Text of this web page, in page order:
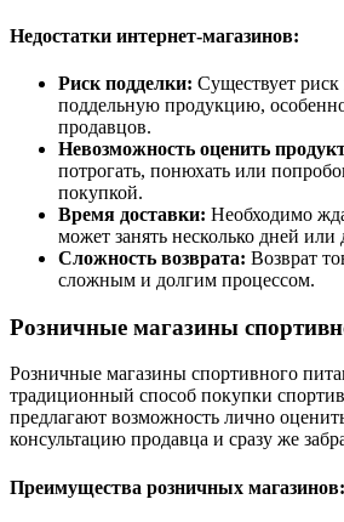
Недостатки интернет-магазинов:
Риск подделки: Существует риск
поддельную продукцию,
продавцов.
Невозможность оценить
потрогать, понюхать или
покупкой.
Время доставки: Необходимо
может занять несколько дней или
Сложность возврата: Возврат
сложным и долгим процессом.
Розничные магазины
Розничные магазины спортивного
традиционный способ покупки
предлагают возможность лично
консультацию продавца и сразу же
Преимущества розничных магазинов: